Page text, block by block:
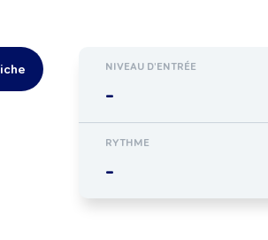
NIVEAU D'ENTRÉE
-
RYTHME
-